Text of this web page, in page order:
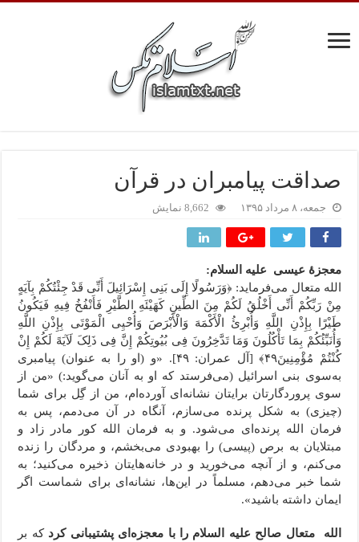
صداقت پیامبران در قرآن
جمعه، ۸ مرداد ۱۳۹۵ 8,662 نمایش
معجزۀ عیسى علیه السلام:
الله متعال می‌فرماید: ﴿وَرَسُولًا إِلَى بَنِی إِسْرَائِیلَ أَنِّی قَدْ جِئْتُکُمْ بِآیَهٍ
مِنْ رَبِّکُمْ أَنِّی أَخْلُقُ لَکُمْ مِنَ الطِّینِ کَهَیْئَهِ الطَّیْرِ فَأَنْفُخُ فِیهِ فَیَکُونُ
طَیْرًا بِإِذْنِ اللَّهِ وَأُبْرِئُ الْأَکْمَهَ وَالْأَبْرَصَ وَأُحْیِی الْمَوْتَى بِإِذْنِ اللَّهِ
وَأُنَبِّئُکُمْ بِمَا تَأْکُلُونَ وَمَا تَدَّخِرُونَ فِی بُیُوتِکُمْ إِنَّ فِی ذَلِکَ لَآیَهً لَکُمْ إِنْ
کُنْتُمْ مُؤْمِنِینَ۴٩﴾ [آل عمران: ۴۹]. «و (او را به عنوان) پیامبری
به‌سوی بنی اسرائیل (می‌فرستد که او به آنان می‌گوید:) «من از
سوی پروردگارتان برایتان نشانه‌ای آورده‌ام، من از گِل برای شما
(چیزی) به شکل پرنده می‌سازم، آنگاه در آن می‌دمم، پس به
فرمان الله پرنده‌ای می‌شود. و به فرمان الله کور مادر زاد و
مبتلایان به برص (پیسی) را بهبودی می‌بخشم، و مردگان را زنده
می‌کنم، و از آنچه می‌خورید و در خانه‌هایتان ذخیره می‌کنید؛ به
شما خبر می‌دهم، مسلماً در این‌ها، نشانه‌ای برای شماست اگر
ایمان داشته باشید».
الله متعال صالح علیه السلام را با معجزه‌ای پشتیبانی کردکه بر